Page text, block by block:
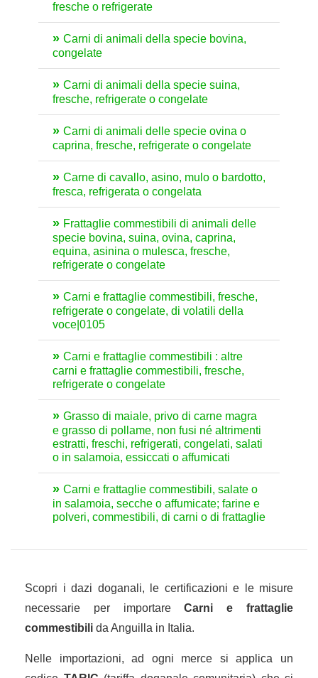
fresche o refrigerate
Carni di animali della specie bovina,
congelate
Carni di animali della specie suina,
fresche, refrigerate o congelate
Carni di animali delle specie ovina o
caprina, fresche, refrigerate o congelate
Carne di cavallo, asino, mulo o bardotto,
fresca, refrigerata o congelata
Frattaglie commestibili di animali delle
specie bovina, suina, ovina, caprina,
equina, asinina o mulesca, fresche,
refrigerate o congelate
Carni e frattaglie commestibili, fresche,
refrigerate o congelate, di volatili della
voce|0105
Carni e frattaglie commestibili : altre
carni e frattaglie commestibili, fresche,
refrigerate o congelate
Grasso di maiale, privo di carne magra
e grasso di pollame, non fusi né altrimenti
estratti, freschi, refrigerati, congelati, salati
o in salamoia, essiccati o affumicati
Carni e frattaglie commestibili, salate o
in salamoia, secche o affumicate; farine e
polveri, commestibili, di carni o di frattaglie
Scopri i dazi doganali, le certificazioni e le misure
necessarie per importareCarni e frattaglie
commestibili da Anguilla in Italia.
Nelle importazioni, ad ogni merce si applica un